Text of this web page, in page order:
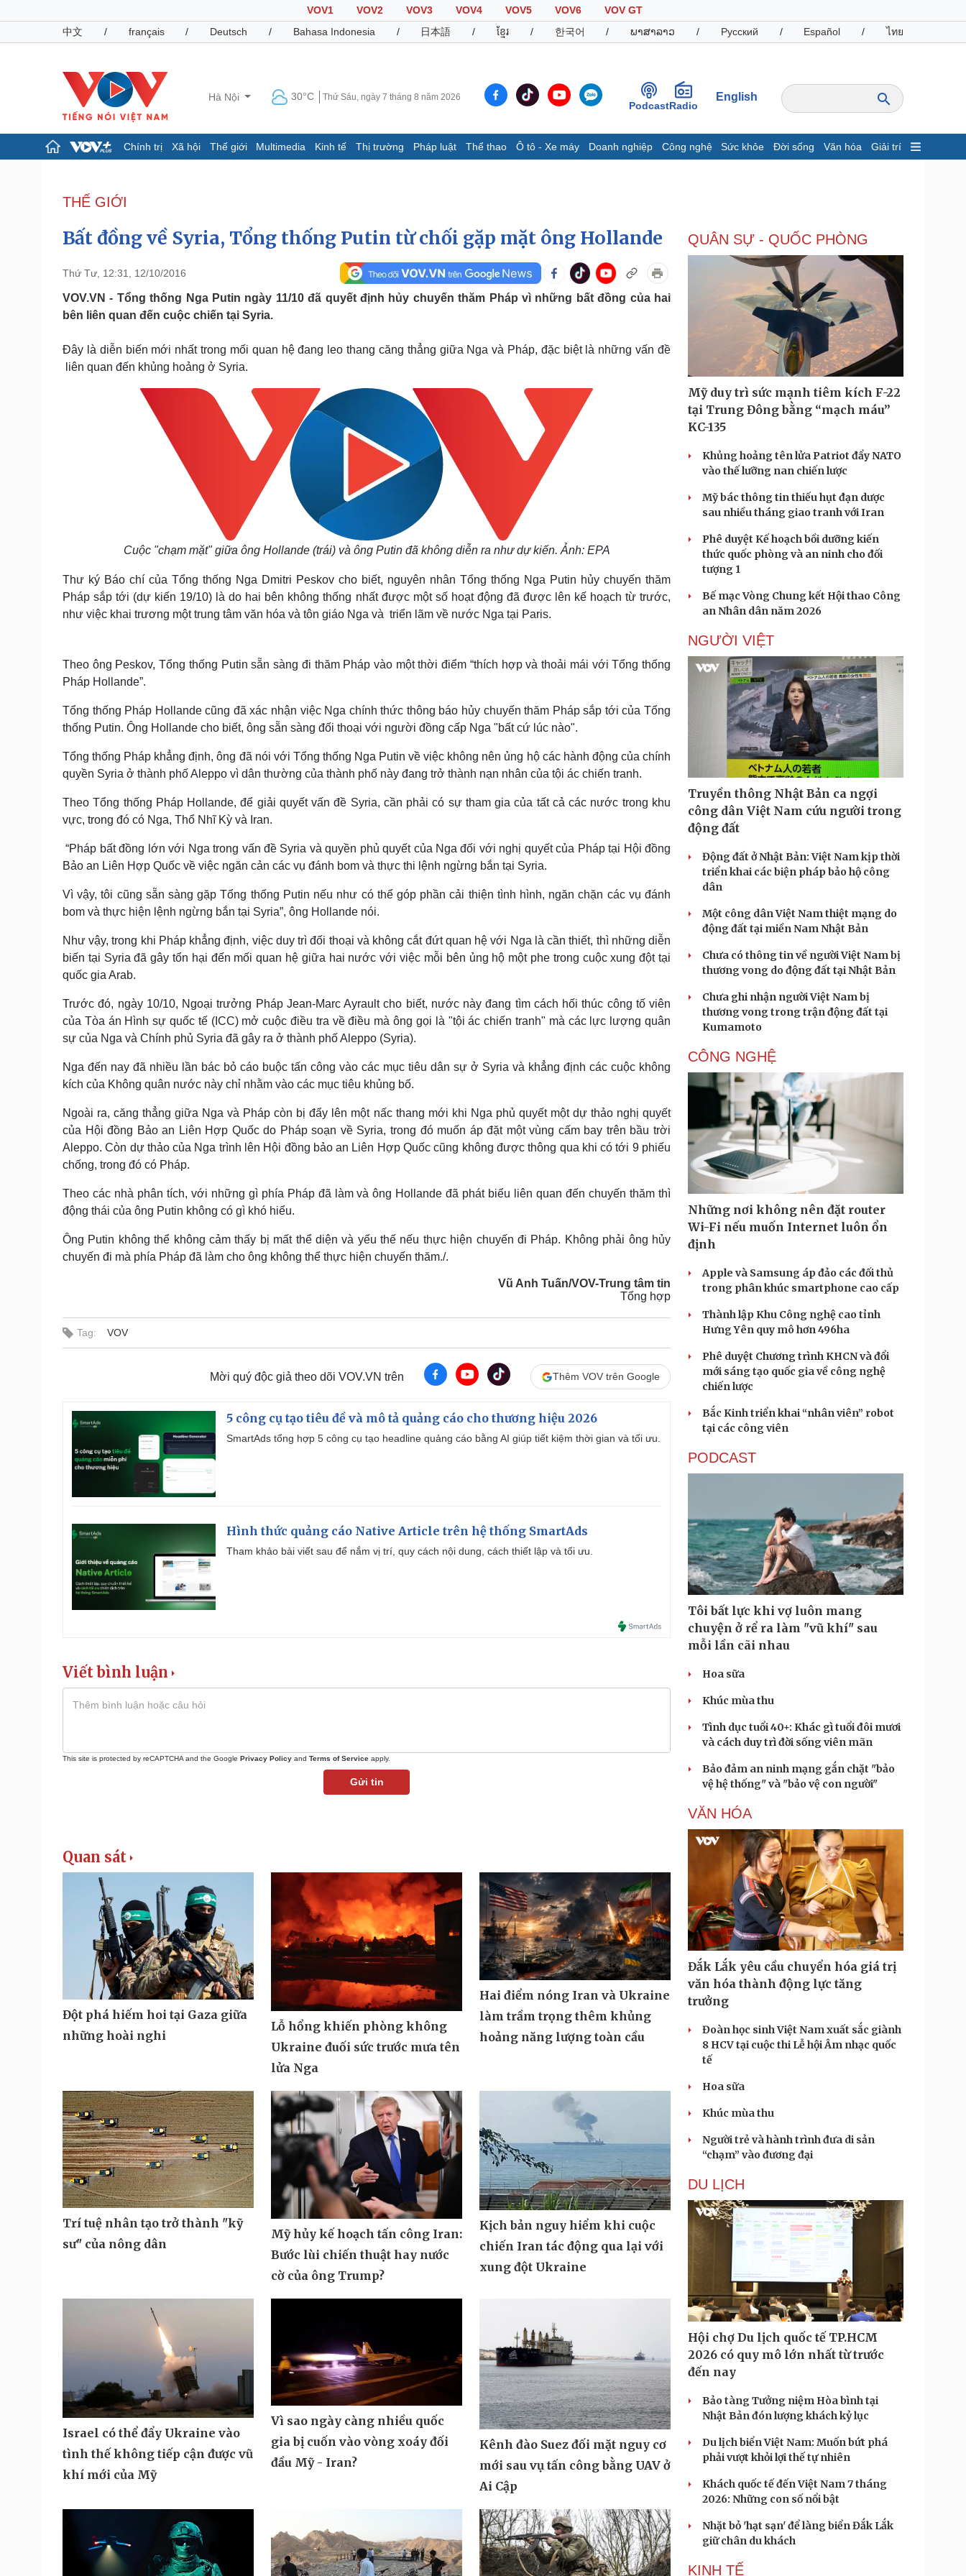
VOV1 VOV2 VOV3 VOV4 VOV5 VOV6
VOV GT
中文
/ français / Deutsch / Bahasa Indonesia / 日本語 / ខ្មែរ / 한국어 / ພາສາລາວ / Русский / Español / ไทย
Hà Nội 30°C Thứ Sáu, ngày 7 tháng 8 năm 2026
PodcastRadio
English
Chính trị Xã hội Thế giới Multimedia Kinh tế Thị trường Pháp luật Thể thao Ô tô - Xe máy Doanh nghiệp Công nghệ Sức khỏe Đời sống Văn hóa Giải trí
Đảng
Tổ chức nhân sự
Quốc hội
Nhận diện sự thật
Giáo dục
Dấu ấn VOV
Infographic
Chứng khoán
Giá cà phê
Pháp luật
Vụ án
Tư vấn luật
Quân sự - Quốc phòng
Vũ khí
Phân tích
Thể thao
Thế giới thể thao
Ô tô - Xe máy
Tư vấn
Doanh nghiệp
Doanh nghiệp 24h
Doanh nhân
Công nghệ
Sành điệu
Tin Công nghệ
Trải nghiệm
Chuyển đổi số
Dinh dưỡng - món ngon
Đời sống
Nhà đẹp
Tình yêu - Gia đình
Sân khấu - Điện ảnh
Văn học
Âm nhạc
Nghệ sĩ
Thời trang
Sao Việt
Podcast
Câu chuyện thời sự
Cửa sổ tình yêu
Kể chuyện cho bé
Hạt giống tâm hồn
THẾ GIỚI
Bất đồng về Syria, Tổng thống Putin từ chối gặp mặt ông Hollande
Thứ Tư, 12:31, 12/10/2016
VOV.VN - Tổng thống Nga Putin ngày 11/10 đã quyết định hủy chuyến thăm Pháp vì những bất đồng của hai
bên liên quan đến cuộc chiến tại Syria.
Đây là diễn biến mới nhất trong mối quan hệ đang leo thang căng thẳng giữa Nga và Pháp, đặc biệt là những vấn đề
liên quan đến khủng hoảng ở Syria.
Cuộc "chạm mặt" giữa ông Hollande (trái) và ông Putin đã không diễn ra như dự kiến. Ảnh: EPA
Thư ký Báo chí của Tổng thống Nga Dmitri Peskov cho biết, nguyên nhân Tổng thống Nga Putin hủy chuyến thăm
Pháp sắp tới (dự kiến 19/10) là do hai bên không thống nhất được một số hoạt động đã được lên kế hoạch từ trước,
như việc khai trương một trung tâm văn hóa và tôn giáo Nga và triển lãm về nước Nga tại Paris.
Theo ông Peskov, Tổng thống Putin sẵn sàng đi thăm Pháp vào một thời điểm “thích hợp và thoải mái với Tổng thống
Pháp Hollande”.
Tổng thống Pháp Hollande cũng đã xác nhận việc Nga chính thức thông báo hủy chuyến thăm Pháp sắp tới của Tổng
thống Putin. Ông Hollande cho biết, ông sẵn sàng đối thoại với người đồng cấp Nga "bất cứ lúc nào".
Tổng thống Pháp khẳng định, ông đã nói với Tổng thống Nga Putin về việc không nên ủng hộ các hành động của chính
quyền Syria ở thành phố Aleppo vì dân thường của thành phố này đang trở thành nạn nhân của tội ác chiến tranh.
Theo Tổng thống Pháp Hollande, để giải quyết vấn đề Syria, cần phải có sự tham gia của tất cả các nước trong khu
vực, trong đó có Nga, Thổ Nhĩ Kỳ và Iran.
“Pháp bất đồng lớn với Nga trong vấn đề Syria và quyền phủ quyết của Nga đối với nghị quyết của Pháp tại Hội đồng
Bảo an Liên Hợp Quốc về việc ngăn cản các vụ đánh bom và thực thi lệnh ngừng bắn tại Syria.
Vì vậy, tôi cũng sẵn sàng gặp Tổng thống Putin nếu như có thể góp phần cải thiện tình hình, ngăn chặn các vụ đánh
bom và thực hiện lệnh ngừng bắn tại Syria”, ông Hollande nói.
Như vậy, trong khi Pháp khẳng định, việc duy trì đối thoại và không cắt đứt quan hệ với Nga là cần thiết, thì những diễn
biến tại Syria đã gây tổn hại đến mối quan hệ giữa hai nước với việc mỗi bên ủng hộ một phe trong cuộc xung đột tại
quốc gia Arab.
Trước đó, ngày 10/10, Ngoại trưởng Pháp Jean-Marc Ayrault cho biết, nước này đang tìm cách hối thúc công tố viên
của Tòa án Hình sự quốc tế (ICC) mở cuộc điều tra về điều mà ông gọi là "tội ác chiến tranh" mà các lực lượng quân
sự của Nga và Chính phủ Syria đã gây ra ở thành phố Aleppo (Syria).
Nga đến nay đã nhiều lần bác bỏ cáo buộc tấn công vào các mục tiêu dân sự ở Syria và khẳng định các cuộc không
kích của Không quân nước này chỉ nhằm vào các mục tiêu khủng bố.
Ngoài ra, căng thẳng giữa Nga và Pháp còn bị đẩy lên một nấc thang mới khi Nga phủ quyết một dự thảo nghị quyết
của Hội đồng Bảo an Liên Hợp Quốc do Pháp soạn về Syria, trong đó muốn áp đặt một vùng cấm bay trên bầu trời
Aleppo. Còn dự thảo của Nga trình lên Hội đồng bảo an Liên Hợp Quốc cũng không được thông qua khi có tới 9 phiếu
chống, trong đó có Pháp.
Theo các nhà phân tích, với những gì phía Pháp đã làm và ông Hollande đã phát biểu liên quan đến chuyến thăm thì
động thái của ông Putin không có gì khó hiểu.
Ông Putin không thể không cảm thấy bị mất thể diện và yếu thế nếu thực hiện chuyến đi Pháp. Không phải ông hủy
chuyến đi mà phía Pháp đã làm cho ông không thể thực hiện chuyến thăm./.
Vũ Anh Tuấn/VOV-Trung tâm tin
Tổng hợp
Tag: VOV
Mời quý độc giả theo dõi VOV.VN trên Thêm VOV trên Google
5 công cụ tạo tiêu đề và mô tả quảng cáo cho thương hiệu 2026
SmartAds tổng hợp 5 công cụ tạo headline quảng cáo bằng AI giúp tiết kiệm thời gian và tối ưu.
Hình thức quảng cáo Native Article trên hệ thống SmartAds
Tham khảo bài viết sau để nắm vị trí, quy cách nội dung, cách thiết lập và tối ưu.
Viết bình luận
This site is protected by reCAPTCHA and the Google Privacy Policy and Terms of Service apply.
Gửi tin
Quan sát
Đột phá hiếm hoi tại Gaza giữa
những hoài nghi
Lỗ hổng khiến phòng không
Ukraine đuối sức trước mưa tên
lửa Nga
Hai điểm nóng Iran và Ukraine
làm trầm trọng thêm khủng
hoảng năng lượng toàn cầu
Trí tuệ nhân tạo trở thành "kỹ
sư" của nông dân
Mỹ hủy kế hoạch tấn công Iran:
Bước lùi chiến thuật hay nước
cờ của ông Trump?
Kịch bản nguy hiểm khi cuộc
chiến Iran tác động qua lại với
xung đột Ukraine
Israel có thể đẩy Ukraine vào
tình thế không tiếp cận được vũ
khí mới của Mỹ
Vì sao ngày càng nhiều quốc
gia bị cuốn vào vòng xoáy đối
đầu Mỹ - Iran?
Kênh đào Suez đối mặt nguy cơ
mới sau vụ tấn công bằng UAV ở
Ai Cập
QUÂN SỰ - QUỐC PHÒNG
Mỹ duy trì sức mạnh tiêm kích F-22
tại Trung Đông bằng “mạch máu”
KC-135
Khủng hoảng tên lửa Patriot đẩy NATO
vào thế lưỡng nan chiến lược
Mỹ bác thông tin thiếu hụt đạn dược
sau nhiều tháng giao tranh với Iran
Phê duyệt Kế hoạch bồi dưỡng kiến
thức quốc phòng và an ninh cho đối
tượng 1
Bế mạc Vòng Chung kết Hội thao Công
an Nhân dân năm 2026
NGƯỜI VIỆT
Truyền thông Nhật Bản ca ngợi
công dân Việt Nam cứu người trong
động đất
Động đất ở Nhật Bản: Việt Nam kịp thời
triển khai các biện pháp bảo hộ công
dân
Một công dân Việt Nam thiệt mạng do
động đất tại miền Nam Nhật Bản
Chưa có thông tin về người Việt Nam bị
thương vong do động đất tại Nhật Bản
Chưa ghi nhận người Việt Nam bị
thương vong trong trận động đất tại
Kumamoto
CÔNG NGHỆ
Những nơi không nên đặt router
Wi-Fi nếu muốn Internet luôn ổn
định
Apple và Samsung áp đảo các đối thủ
trong phân khúc smartphone cao cấp
Thành lập Khu Công nghệ cao tỉnh
Hưng Yên quy mô hơn 496ha
Phê duyệt Chương trình KHCN và đổi
mới sáng tạo quốc gia về công nghệ
chiến lược
Bắc Kinh triển khai “nhân viên” robot
tại các công viên
PODCAST
Tôi bất lực khi vợ luôn mang
chuyện ở rể ra làm "vũ khí" sau
mỗi lần cãi nhau
Hoa sữa
Khúc mùa thu
Tình dục tuổi 40+: Khác gì tuổi đôi mươi
và cách duy trì đời sống viên mãn
Bảo đảm an ninh mạng gắn chặt "bảo
vệ hệ thống" và "bảo vệ con người"
VĂN HÓA
Đắk Lắk yêu cầu chuyển hóa giá trị
văn hóa thành động lực tăng
trưởng
Đoàn học sinh Việt Nam xuất sắc giành
8 HCV tại cuộc thi Lễ hội Âm nhạc quốc
tế
Hoa sữa
Khúc mùa thu
Người trẻ và hành trình đưa di sản
“chạm” vào đương đại
DU LỊCH
Hội chợ Du lịch quốc tế TP.HCM
2026 có quy mô lớn nhất từ trước
đến nay
Bảo tàng Tưởng niệm Hòa bình tại
Nhật Bản đón lượng khách kỷ lục
Du lịch biển Việt Nam: Muốn bứt phá
phải vượt khỏi lợi thế tự nhiên
Khách quốc tế đến Việt Nam 7 tháng
2026: Những con số nổi bật
Nhặt bỏ 'hạt sạn' để làng biển Đắk Lắk
giữ chân du khách
KINH TẾ